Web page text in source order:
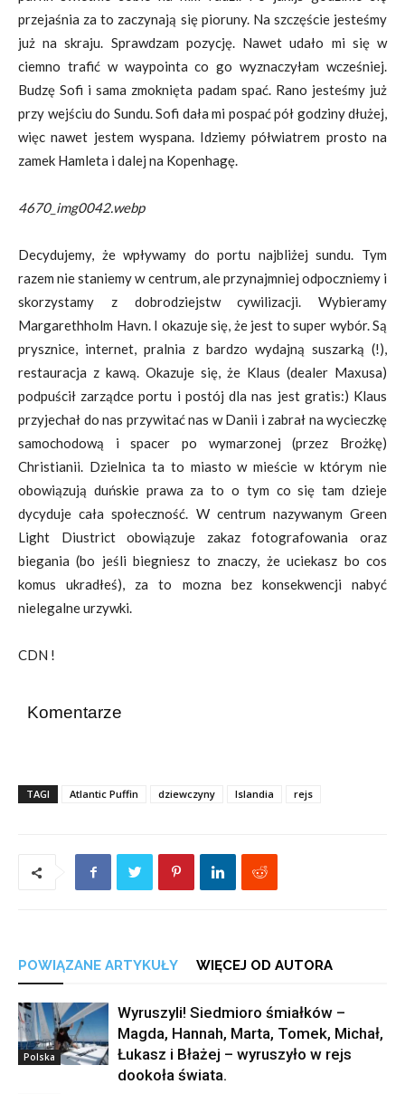
przejaśnia za to zaczynają się pioruny. Na szczęście jesteśmy
już na skraju. Sprawdzam pozycję. Nawet udało mi się w
ciemno trafić w waypointa co go wyznaczyłam wcześniej.
Budzę Sofi i sama zmoknięta padam spać. Rano jesteśmy już
przy wejściu do Sundu. Sofi dała mi pospać pół godziny dłużej,
więc nawet jestem wyspana. Idziemy półwiatrem prosto na
zamek Hamleta i dalej na Kopenhagę.
4670_img0042.webp
Decydujemy, że wpływamy do portu najbliżej sundu. Tym
razem nie staniemy w centrum, ale przynajmniej odpoczniemy i
skorzystamy z dobrodziejstw cywilizacji. Wybieramy
Margarethholm Havn. I okazuje się, że jest to super wybór. Są
prysznice, internet, pralnia z bardzo wydajną suszarką (!),
restauracja z kawą. Okazuje się, że Klaus (dealer Maxusa)
podpuścił zarządce portu i postój dla nas jest gratis:) Klaus
przyjechał do nas przywitać nas w Danii i zabrał na wycieczkę
samochodową i spacer po wymarzonej (przez Brożkę)
Christianii. Dzielnica ta to miasto w mieście w którym nie
obowiązują duńskie prawa za to o tym co się tam dzieje
dycyduje cała społeczność. W centrum nazywanym Green
Light Diustrict obowiązuje zakaz fotografowania oraz
biegania (bo jeśli biegniesz to znaczy, że uciekasz bo cos
komus ukradłeś), za to mozna bez konsekwencji nabyć
nielegalne urzywki.
CDN !
Komentarze
TAGI Atlantic Puffin dziewczyny Islandia rejs
POWIĄZANE ARTYKUŁY WIĘCEJ OD AUTORA
Polska
Wyruszyli! Siedmioro śmiałków –
Magda, Hannah, Marta, Tomek, Michał,
Łukasz i Błażej – wyruszyło w rejs
dookoła świata.